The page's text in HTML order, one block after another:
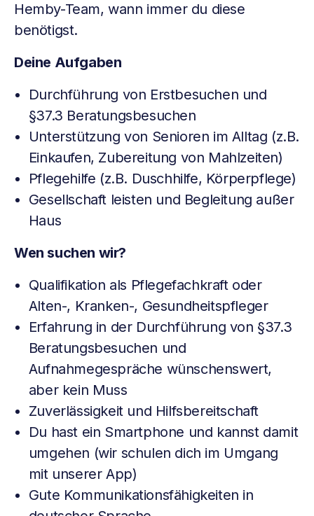
Hemby-Team, wann immer du diese
benötigst.
Deine Aufgaben
Durchführung von Erstbesuchen und
§37.3 Beratungsbesuchen
Unterstützung von Senioren im Alltag (z.B.
Einkaufen, Zubereitung von Mahlzeiten)
Pflegehilfe (z.B. Duschhilfe, Körperpflege)
Gesellschaft leisten und Begleitung außer
Haus
Wen suchen wir?
Qualifikation als Pflegefachkraft oder
Alten-, Kranken-, Gesundheitspfleger
Erfahrung in der Durchführung von §37.3
Beratungsbesuchen und
Aufnahmegespräche wünschenswert,
aber kein Muss
Zuverlässigkeit und Hilfsbereitschaft
Du hast ein Smartphone und kannst damit
umgehen (wir schulen dich im Umgang
mit unserer App)
Gute Kommunikationsfähigkeiten in